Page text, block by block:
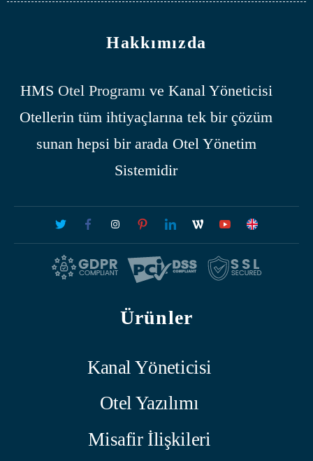
Hakkımızda
HMS Otel Programıve Kanal Yöneticisi
Otellerin tüm ihtiyaçlarına tek bir çözüm
sunan hepsi bir arada Otel Yönetim
Sistemidir
Ürünler
Kanal Yöneticisi
Otel Yazılımı
Misafir İlişkileri